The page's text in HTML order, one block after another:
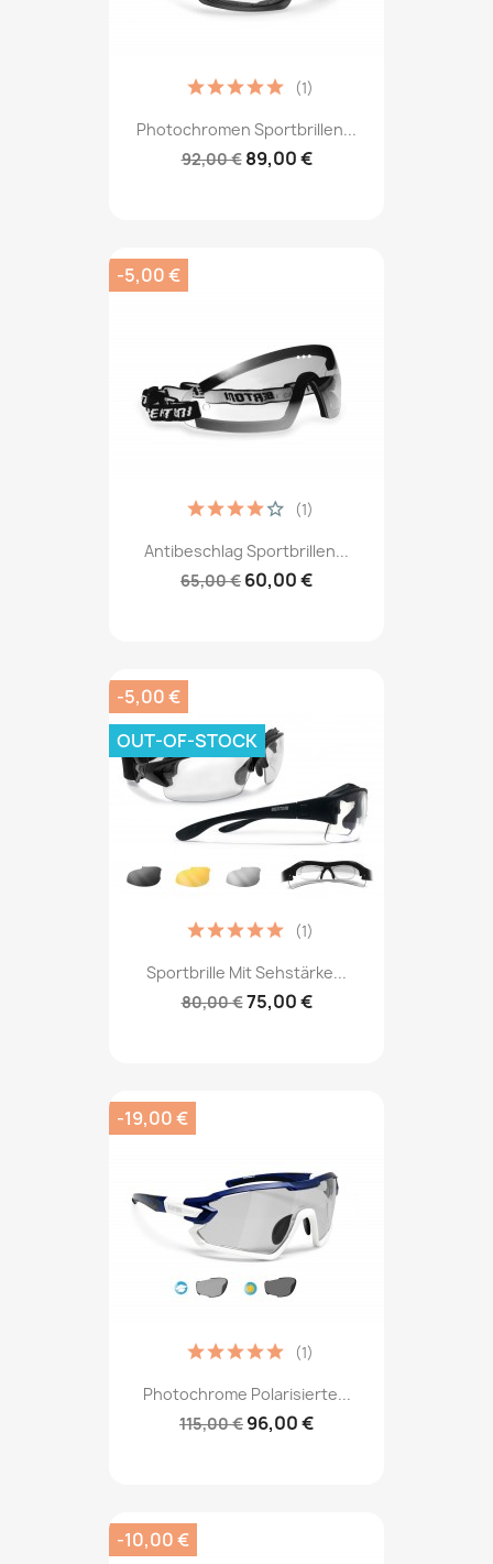
Photochromen Sportbrillen...
92,00 € 89,00 €
(1)
Antibeschlag Sportbrillen...
65,00 € 60,00 €
(1)
-5,00 €
Sportbrille Mit Sehstärke...
80,00 €75,00 €
(1)
-5,00 €
OUT-OF-STOCK
Photochrome Polarisierte...
115,00 € 96,00 €
(1)
-19,00 €
-10,00 €